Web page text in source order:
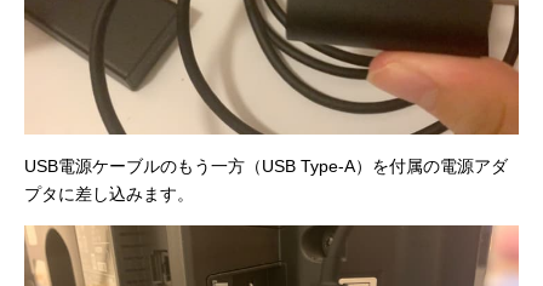
USB電源ケーブルのもう一方（USB Type-A）を付属の電源アダ
プタに差し込みます。